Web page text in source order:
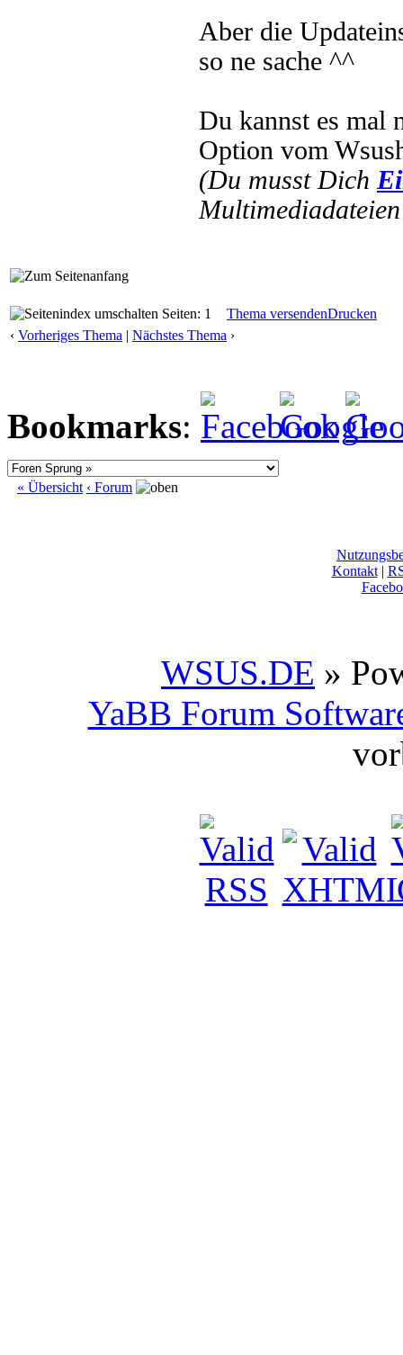
Aber die
so ne sache ^^
Du kannst es mal
Option vom
(Du musst Dich
Seiten: 1 Thema versendenDrucken
‹ Vorheriges Thema | Nächstes Thema ›
Bookmarks:
« Übersicht ‹ Forum
Kontakt|
WSUS.DE »
YaBB Forum